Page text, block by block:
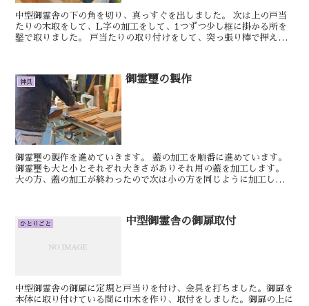
中型御霊舎の下の角を切り、真っすぐを出しました。 次は上の戸当
たりの木取をして、L字の加工をして、1つずつ少し框に掛かる所を
鑿で取りました。 戸当たりの取り付けをして、突っ張り棒で押えて
神具 御霊璽の製作
御霊璽の製作を進めていきます。 蓋の加工を順番に進めています。
御霊璽も大と小とそれぞれ大きさがありそれ用の蓋を加工します。
大の方、蓋の加工が終わったので次は小の方を同じように加工しま
ひとりごと 中型御霊舎の御扉取付
中型御霊舎の御扉に定規と戸当りを付け、金具を打ちました。御扉を
本体に取り付けている間に巾木を作り、取付をしました。御扉の上に